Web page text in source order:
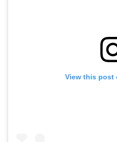
View this post